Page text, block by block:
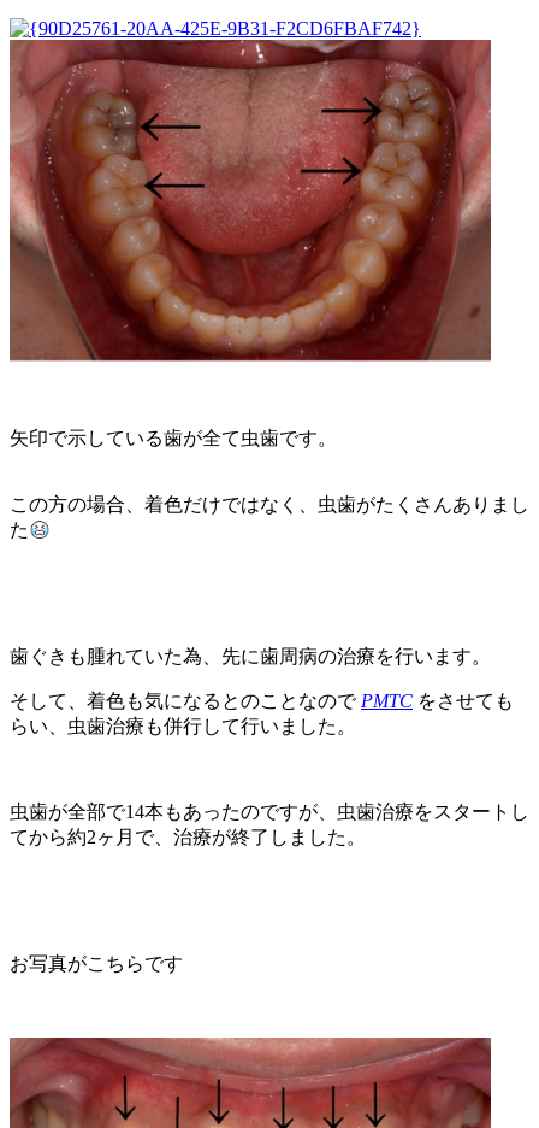
矢印で示している歯が全て虫歯です。
この方の場合、着色だけではなく、虫歯がたくさんありまし
た
歯ぐきも腫れていた為、先に歯周病の治療を行います。
そして、着色も気になるとのことなので PMTC をさせても
らい、虫歯治療も併行して行いました。
虫歯が全部で14本もあったのですが、虫歯治療をスタートし
てから約2ヶ月で、治療が終了しました。
お写真がこちらです